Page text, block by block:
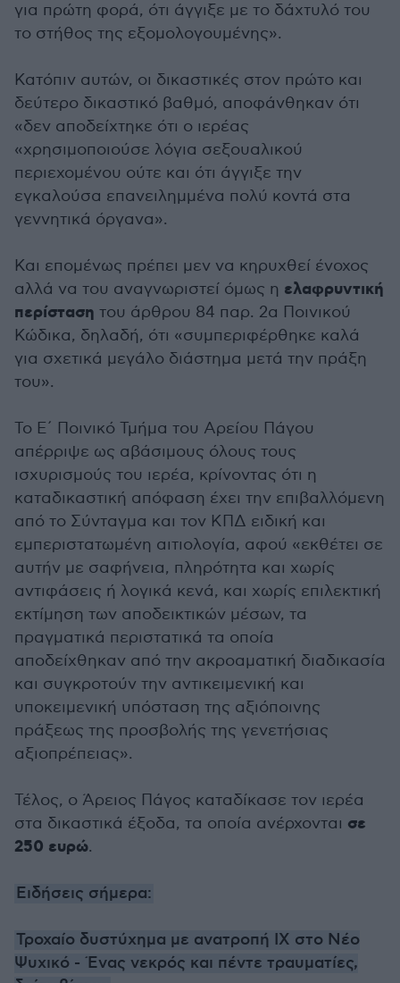
για πρώτη φορά, ότι άγγιξε με το δάχτυλό του
το στήθος της εξομολογουμένης».
Κατόπιν αυτών, οι δικαστικές στον πρώτο και
δεύτερο δικαστικό βαθμό, αποφάνθηκαν ότι
«δεν αποδείχτηκε ότι ο ιερέας
«χρησιμοποιούσε λόγια σεξουαλικού
περιεχομένου ούτε και ότι άγγιξε την
εγκαλούσα επανειλημμένα πολύ κοντά στα
γεννητικά όργανα».
Και επομένως πρέπει μεν να κηρυχθεί ένοχος
αλλά να του αναγνωριστεί όμως η ελαφρυντική
περίσταση του άρθρου 84 παρ. 2α Ποινικού
Κώδικα, δηλαδή, ότι «συμπεριφέρθηκε καλά
για σχετικά μεγάλο διάστημα μετά την πράξη
του».
Το Ε΄ Ποινικό Τμήμα του Αρείου Πάγου
απέρριψε ως αβάσιμους όλους τους
ισχυρισμούς του ιερέα, κρίνοντας ότι η
καταδικαστική απόφαση έχει την επιβαλλόμενη
από το Σύνταγμα και τον ΚΠΔ ειδική και
εμπεριστατωμένη αιτιολογία, αφού «εκθέτει σε
αυτήν με σαφήνεια, πληρότητα και χωρίς
αντιφάσεις ή λογικά κενά, και χωρίς επιλεκτική
εκτίμηση των αποδεικτικών μέσων, τα
πραγματικά περιστατικά τα οποία
αποδείχθηκαν από την ακροαματική διαδικασία
και συγκροτούν την αντικειμενική και
υποκειμενική υπόσταση της αξιόποινης
πράξεως της προσβολής της γενετήσιας
αξιοπρέπειας».
Τέλος, ο Άρειος Πάγος καταδίκασε τον ιερέα
στα δικαστικά έξοδα, τα οποία ανέρχονται σε
250 ευρώ.
Ειδήσεις σήμερα:
Τροχαίο δυστύχημα με ανατροπή ΙΧ στο Νέο
Ψυχικό - Ένας νεκρός και πέντε τραυματίες,